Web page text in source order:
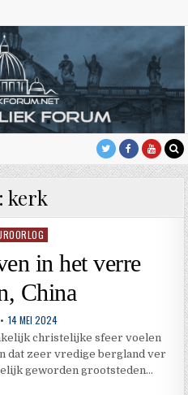
kerk
in het verre
China
14 MEI 2024
christelijke sfeer voelen
dat zeer vredige bergland ver
geworden grootsteden…